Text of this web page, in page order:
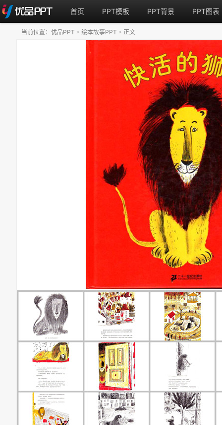
首页 PPT模板 PPT背景 PPT图表
当前位置： 优品PPT > 绘本故事PPT > 正文